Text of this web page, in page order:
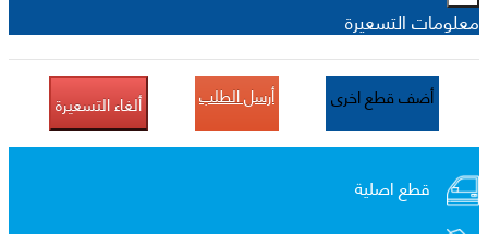
معلومات التسعيرة
أضف قطع اخرى أرسل الطلب ألغاء التسعيرة
قطع اصلية